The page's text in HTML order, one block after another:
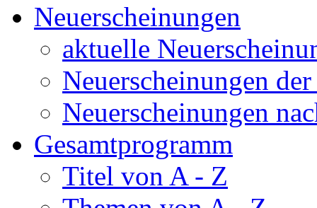
Neuerscheinungen
aktuelle
Neuerscheinungen
Neuerscheinungen
Gesamtprogramm
Titel von A - Z